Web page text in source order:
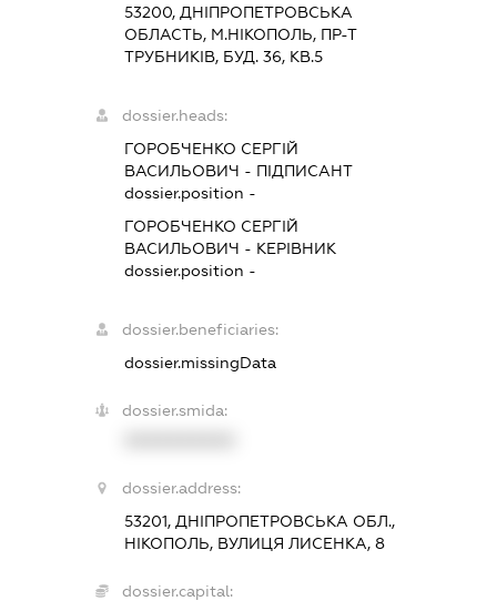
53200, ДНIПРОПЕТРОВСЬКА
ОБЛАСТЬ, М.НІКОПОЛЬ, ПР-Т
ТРУБНИКІВ, БУД. 36, КВ.5
dossier.heads:
ГОРОБЧЕНКО СЕРГІЙ
ВАСИЛЬОВИЧ - ПІДПИСАНТ
dossier.position -
ГОРОБЧЕНКО СЕРГІЙ
ВАСИЛЬОВИЧ - КЕРІВНИК
dossier.position -
dossier.beneficiaries:
dossier.missingData
dossier.smida:
dossier.address:
53201, ДНІПРОПЕТРОВСЬКА ОБЛ.,
НІКОПОЛЬ, ВУЛИЦЯ ЛИСЕНКА, 8
dossier.capital: